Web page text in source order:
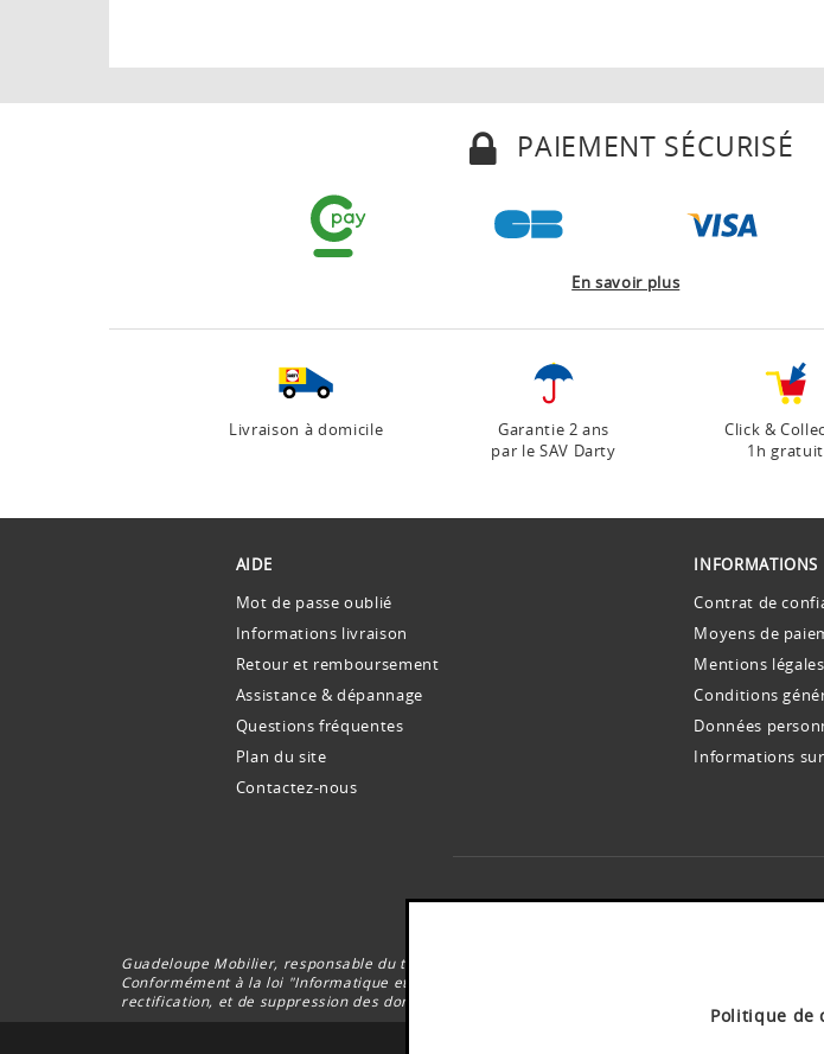
Politique de
PAIEMENT SÉCURISÉ
En savoir plus
Livraison à domicile
Garantie 2 ans
par le SAV Darty
Click &
1h gratuit
AIDE
Mot de passe oublié
Informations livraison
Retour et remboursement
Assistance & dépannage
Questions fréquentes
Plan du site
Contactez-nous
INFORMATIONS
Contrat de
Moyens de
Mentions légales
Conditions
Données
Informations
INSCRIVEZ-VOUS À
Guadeloupe Mobilier, responsable du traitement, collecte votre adresse email pour vous
Conformément à la loi "Informatique et Libertés” du 6 Janvier 1978, modifiée par le
rectification, et de suppression des données vous concernant.